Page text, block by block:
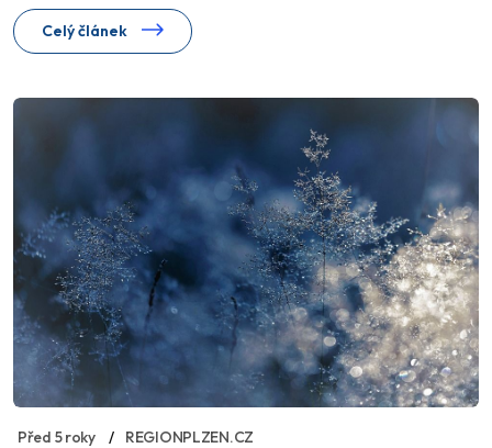
Celý článek
Před 5 roky REGIONPLZEN.CZ